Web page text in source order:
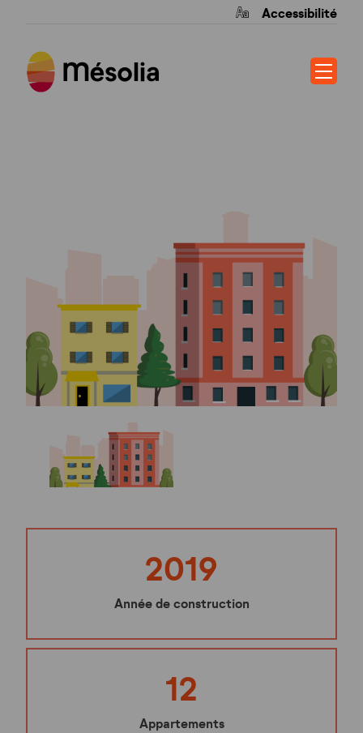
Accessibilité
2019
Année de construction
12
Appartements